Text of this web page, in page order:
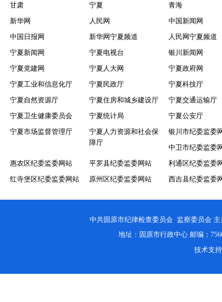
甘肃 宁夏 青海
新华网 人民网 中国新闻网
中国日报网 新华网宁夏频道 人民网宁夏频道
宁夏新闻网 宁夏电视台 银川新闻网
宁夏党建网 宁夏人大网 宁夏政府网
宁夏工业和信息化厅 宁夏民政厅 宁夏科技厅
宁夏自然资源厅 宁夏住房和城乡建设厅 宁夏交通运输厅
宁夏卫生健康委员会 宁夏统计局 宁夏公安厅
宁夏市场监督管理厅
宁夏人力资源和社会保
障厅
银川市纪委监委
中卫市纪委监委
惠农区纪委监委网站 平罗县纪委监委网站 利通区纪委监委
红寺堡区纪委监委网站 原州区纪委监委网站 西吉县纪委监委
中共固原市纪律检查委员会 监察委员会
地址：固原市行政中心 邮编：
技术支